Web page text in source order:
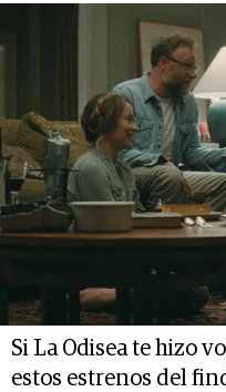
Si La Odisea te hizo
estos estrenos del